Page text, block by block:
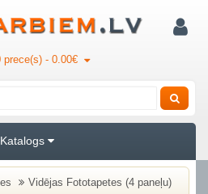
prece(s) - 0.00€
Katalogs
Vidējas Fototapetes (4 paneļu)